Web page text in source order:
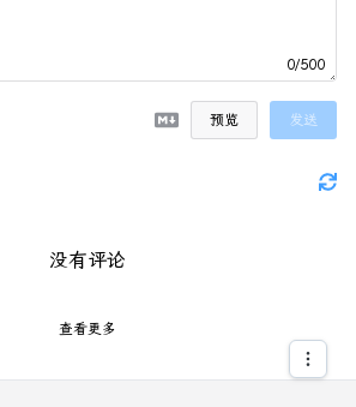
0/500
预览 发送
没有评论
查看更多